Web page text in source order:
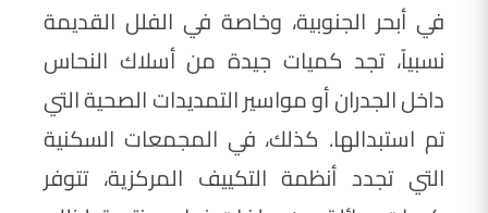
في أبحر الجنوبية، وخاصة في الفلل القديمة
نسبياً، تجد كميات جيدة من أسلاك النحاس
داخل الجدران أو مواسير التمديدات الصحية التي
تم استبدالها. كذلك، في المجمعات السكنية
التي تجدد أنظمة التكييف المركزية، تتوفر